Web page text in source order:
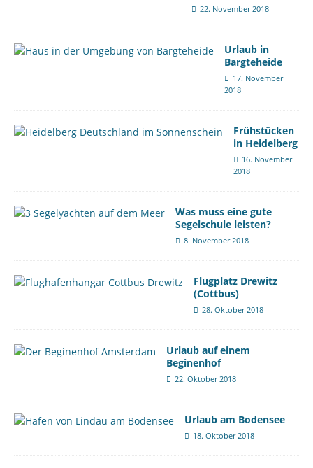
22. November 2018
Urlaub in
Bargteheide
17. November
2018
Frühstücken
in Heidelberg
16. November
2018
Was muss eine gute
Segelschule leisten?
8. November 2018
Flugplatz Drewitz
(Cottbus)
28. Oktober 2018
Urlaub auf einem
Beginenhof
22. Oktober 2018
Urlaub am Bodensee
18. Oktober 2018